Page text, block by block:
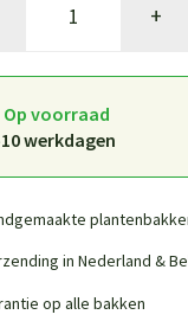
+
Op voorraad
werkdagen
in Nederland &
op alle bakken